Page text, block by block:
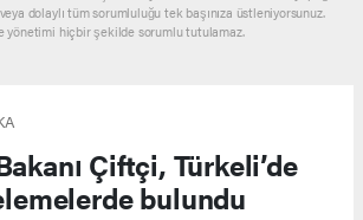
dolaylı tüm sorumluluğu tek başınıza üstleniyorsunuz.
yönetimi hiçbir şekilde sorumlu tutulamaz.
Çiftçi, Türkeli’de
bulundu